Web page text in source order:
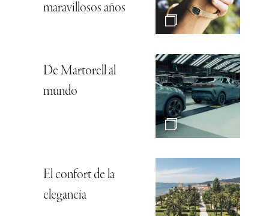
maravillosos años
De Martorell al
mundo
El confort de la
elegancia